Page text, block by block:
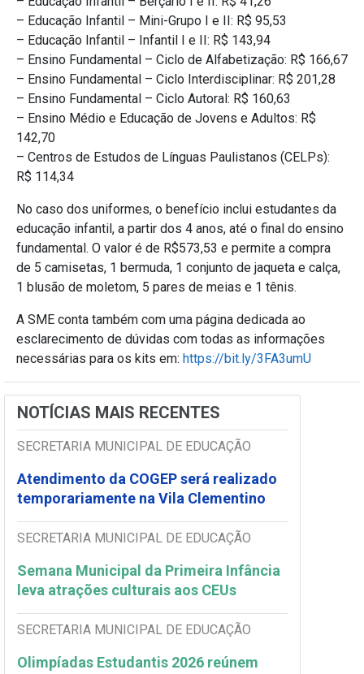
– Educação Infantil – Mini-Grupo I e II: R$ 95,53
– Educação Infantil – Infantil I e II: R$ 143,94
– Ensino Fundamental – Ciclo de Alfabetização: R$ 166,67
– Ensino Fundamental – Ciclo Interdisciplinar: R$ 201,28
– Ensino Fundamental – Ciclo Autoral: R$ 160,63
– Ensino Médio e Educação de Jovens e Adultos: R$
142,70
– Centros de Estudos de Línguas Paulistanos (CELPs):
R$ 114,34
No caso dos uniformes, o benefício inclui estudantes da
educação infantil, a partir dos 4 anos, até o final do ensino
fundamental. O valor é de R$573,53 e permite a compra
de 5 camisetas, 1 bermuda, 1 conjunto de jaqueta e calça,
1 blusão de moletom, 5 pares de meias e 1 tênis.
A SME conta também com uma página dedicada ao
esclarecimento de dúvidas com todas as informações
necessárias para os kits em: https://bit.ly/3FA3umU
NOTÍCIAS MAIS RECENTES
SECRETARIA MUNICIPAL DE EDUCAÇÃO
Atendimento da COGEP será realizado
temporariamente na Vila Clementino
SECRETARIA MUNICIPAL DE EDUCAÇÃO
Semana Municipal da Primeira Infância
leva atrações culturais aos CEUs
SECRETARIA MUNICIPAL DE EDUCAÇÃO
Olimpíadas Estudantis 2026 reúnem